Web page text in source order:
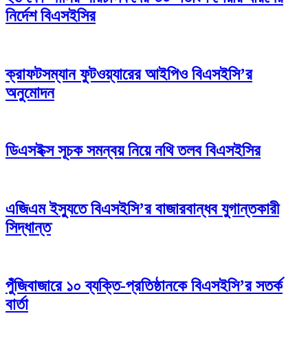
নির্দেশ বিএসইসির
ক্রাফটসম্যান ফুটওয়্যারের আইপিও বিএসইসি’র
অনুমোদন
ডিএসইক্স সূচক সমন্বয় নিয়ে নথি তলব বিএসইসির
এজিএম ইস্যুতে বিএসইসি’র বাজারবান্ধব যুগান্তকারী
সিদ্ধান্ত
পুঁজিবাজারে ১০ ব্যক্তি-প্রতিষ্ঠানকে বিএসইসি’র সতর্ক
বার্তা